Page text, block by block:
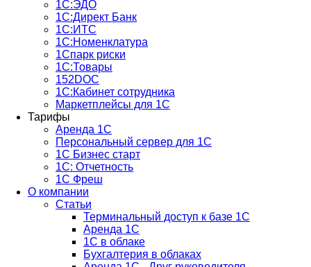
1С:ЭДО
1С:Директ Банк
1С:ИТС
1С:Номенклатура
1Спарк риски
1С:Товары
152DOC
1С:Кабинет сотрудника
Маркетплейсы для 1С
Тарифы
Аренда 1С
Персональный сервер для 1С
1С Бизнес старт
1С: Отчетность
1C Фреш
О компании
Статьи
Терминальный доступ к базе 1С
Аренда 1С
1С в облаке
Бухгалтерия в облаках